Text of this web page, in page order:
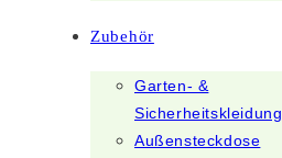
Zubehör
Garten- &
Sicherheitskleidung
Außensteckdose